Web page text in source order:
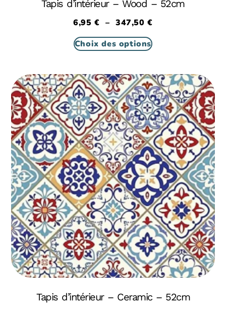
Tapis d’intérieur – Wood – 52cm
6,95€ – 347,50€
Choix des options
Tapis d’intérieur – Ceramic – 52cm